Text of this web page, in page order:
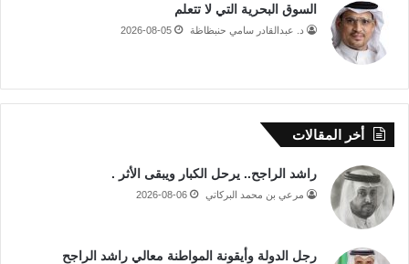
السوق البحرية التي لا تتعلم
د. عبدالقادر سامي حنبظاظة 2026-08-05
أخر المقالات
راشد الراجح.. يرحل الكبار ويبقى الأثر .
مرعي بن محمد البركاتي 2026-08-06
رجل الدولة وأيقونة المواطنة معالي راشد الراجح